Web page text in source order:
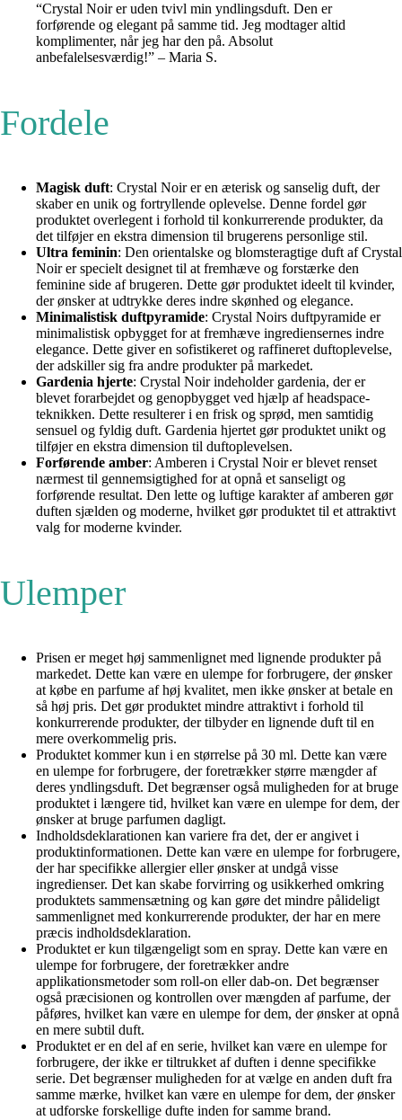
“Crystal Noir er uden tvivl min yndlingsduft. Den er
forførende og elegant på samme tid. Jeg modtager altid
komplimenter, når jeg har den på. Absolut
anbefalelsesværdig!” – Maria S.
Fordele
Magisk duft: Crystal Noir er en æterisk og sanselig duft, der
skaber en unik og fortryllende oplevelse. Denne fordel gør
produktet overlegent i forhold til konkurrerende produkter, da
det tilføjer en ekstra dimension til brugerens personlige stil.
Ultra feminin: Den orientalske og blomsteragtige duft af Crystal
Noir er specielt designet til at fremhæve og forstærke den
feminine side af brugeren. Dette gør produktet ideelt til kvinder,
der ønsker at udtrykke deres indre skønhed og elegance.
Minimalistisk duftpyramide: Crystal Noirs duftpyramide er
minimalistisk opbygget for at fremhæve ingrediensernes indre
elegance. Dette giver en sofistikeret og raffineret duftoplevelse,
der adskiller sig fra andre produkter på markedet.
Gardenia hjerte: Crystal Noir indeholder gardenia, der er
blevet forarbejdet og genopbygget ved hjælp af headspace-
teknikken. Dette resulterer i en frisk og sprød, men samtidig
sensuel og fyldig duft. Gardenia hjertet gør produktet unikt og
tilføjer en ekstra dimension til duftoplevelsen.
Forførende amber: Amberen i Crystal Noir er blevet renset
nærmest til gennemsigtighed for at opnå et sanseligt og
forførende resultat. Den lette og luftige karakter af amberen gør
duften sjælden og moderne, hvilket gør produktet til et attraktivt
valg for moderne kvinder.
Ulemper
Prisen er meget høj sammenlignet med lignende produkter på
markedet. Dette kan være en ulempe for forbrugere, der ønsker
at købe en parfume af høj kvalitet, men ikke ønsker at betale en
så høj pris. Det gør produktet mindre attraktivt i forhold til
konkurrerende produkter, der tilbyder en lignende duft til en
mere overkommelig pris.
Produktet kommer kun i en størrelse på 30 ml. Dette kan være
en ulempe for forbrugere, der foretrækker større mængder af
deres yndlingsduft. Det begrænser også muligheden for at bruge
produktet i længere tid, hvilket kan være en ulempe for dem, der
ønsker at bruge parfumen dagligt.
Indholdsdeklarationen kan variere fra det, der er angivet i
produktinformationen. Dette kan være en ulempe for forbrugere,
der har specifikke allergier eller ønsker at undgå visse
ingredienser. Det kan skabe forvirring og usikkerhed omkring
produktets sammensætning og kan gøre det mindre pålideligt
sammenlignet med konkurrerende produkter, der har en mere
præcis indholdsdeklaration.
Produktet er kun tilgængeligt som en spray. Dette kan være en
ulempe for forbrugere, der foretrækker andre
applikationsmetoder som roll-on eller dab-on. Det begrænser
også præcisionen og kontrollen over mængden af parfume, der
påføres, hvilket kan være en ulempe for dem, der ønsker at opnå
en mere subtil duft.
Produktet er en del af en serie, hvilket kan være en ulempe for
forbrugere, der ikke er tiltrukket af duften i denne specifikke
serie. Det begrænser muligheden for at vælge en anden duft fra
samme mærke, hvilket kan være en ulempe for dem, der ønsker
at udforske forskellige dufte inden for samme brand.